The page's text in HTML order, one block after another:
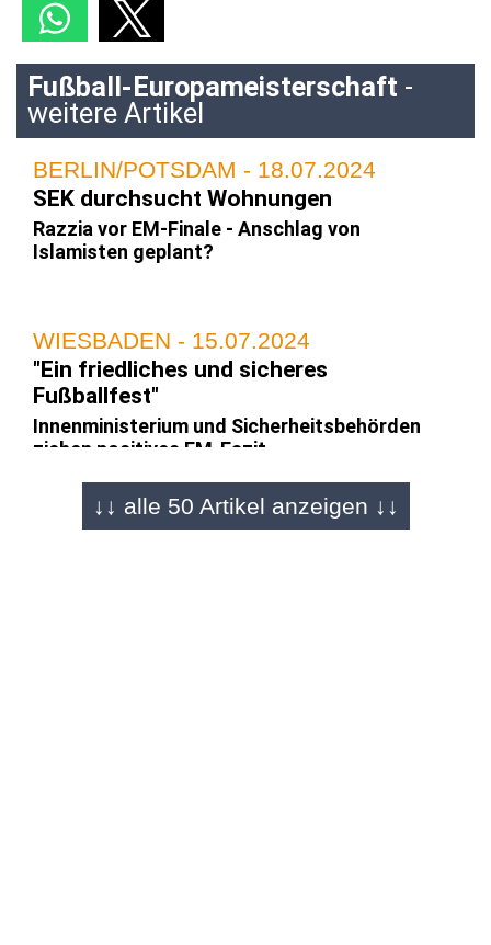
Fußball-Europameisterschaft -
weitere Artikel
BERLIN/POTSDAM - 18.07.2024
SEK durchsucht Wohnungen
Razzia vor EM-Finale - Anschlag von
Islamisten geplant?
WIESBADEN - 15.07.2024
"Ein friedliches und sicheres
Fußballfest"
Innenministerium und Sicherheitsbehörden
ziehen positives EM-Fazit
FULDA - 15.07.2024
↓↓ alle 50 Artikel anzeigen ↓↓